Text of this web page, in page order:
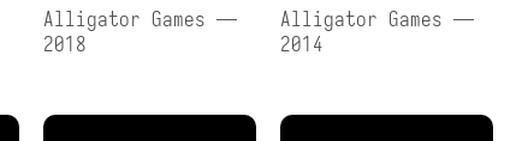
Alligator Games —
2018
Alligator Games —
2014